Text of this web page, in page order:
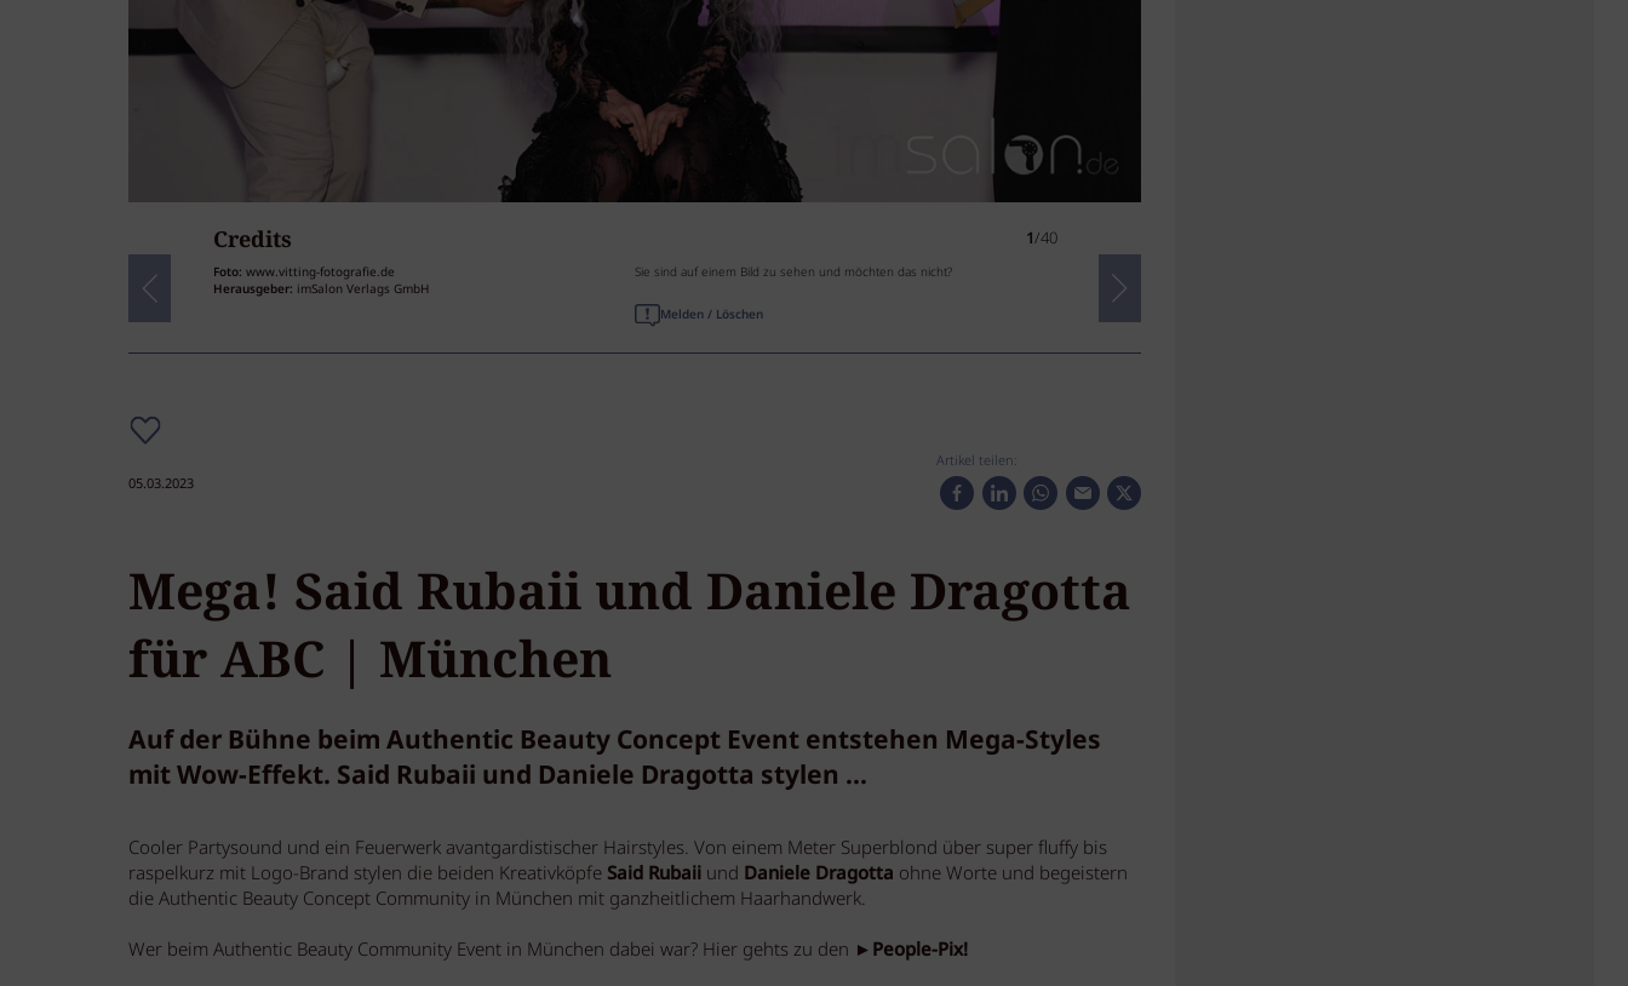
Credits 1/40
Foto: www.vitting-fotografie.de
Herausgeber: imSalon Verlags GmbH
Sie sind auf einem Bild zu sehen und möchten das nicht?
Melden / Löschen
05.03.2023
Artikel teilen:
Mega! Said Rubaii und Daniele Dragotta
für ABC | München
Auf der Bühne beim Authentic Beauty Concept Event entstehen Mega-Styles
mit Wow-Effekt. Said Rubaii und Daniele Dragotta stylen ...
Cooler Partysound und ein Feuerwerk avantgardistischer Hairstyles. Von einem Meter Superblond über super fluffy bis
raspelkurz mit Logo-Brand stylen die beiden Kreativköpfe Said Rubaiiund Daniele Dragotta ohne Worte und begeistern
die Authentic Beauty Concept Community in München mit ganzheitlichem Haarhandwerk.
Wer beim Authentic Beauty Community Event in München dabei war? Hier gehts zu den ►People-Pix!